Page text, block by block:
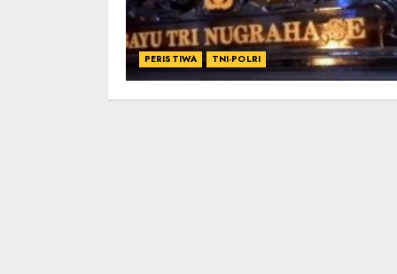
PERISTIWA TNI-POLRI